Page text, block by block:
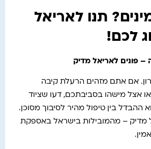
תנו לאריאל
לכם!
פונים לאריאל מדיק
אם אתם מזהים הרעלת קיבה
אצל מישהו בסביבתכם, דעו שציוד
ההבדל בין טיפול מהיר לסיבוך מסוכן.
מדיק – מהמובילות בישראל באספקת